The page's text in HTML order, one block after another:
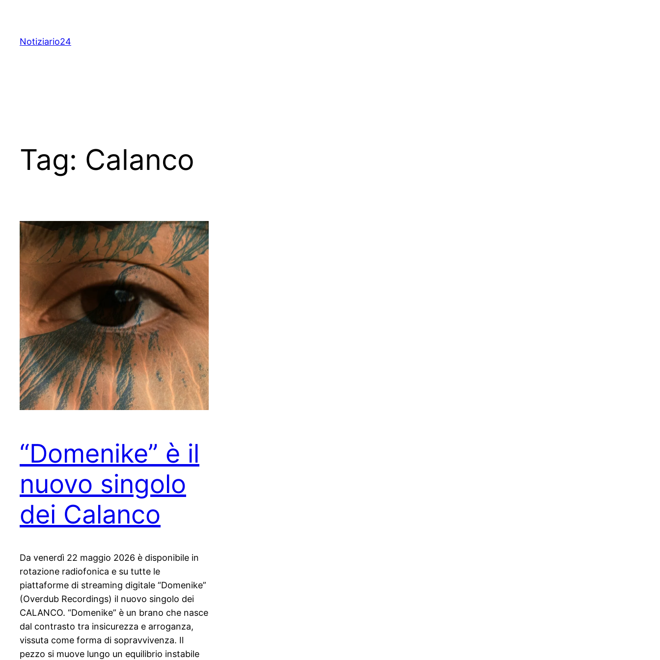
content
Notiziario24
Tag: Calanco
“Domenike” è il
nuovo singolo
dei Calanco
Da venerdì 22 maggio 2026 è disponibile in
rotazione radiofonica e su tutte le
piattaforme di streaming digitale “Domenike”
(Overdub Recordings) il nuovo singolo dei
CALANCO. “Domenike” è un brano che nasce
dal contrasto tra insicurezza e arroganza,
vissuta come forma di sopravvivenza. Il
pezzo si muove lungo un equilibrio instabile